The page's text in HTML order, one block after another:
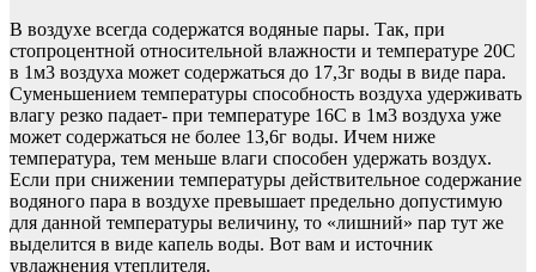
В воздухе всегда содержатся водяные пары. Так, при
стопроцентной относительной влажности и температуре 20С
в 1м3 воздуха может содержаться до 17,3г воды в виде пара.
Суменьшением температуры способность воздуха удерживать
влагу резко падает- при температуре 16С в 1м3 воздуха уже
может содержаться не более 13,6г воды. Ичем ниже
температура, тем меньше влаги способен удержать воздух.
Если при снижении температуры действительное содержание
водяного пара в воздухе превышает предельно допустимую
для данной температуры величину, то «лишний» пар тут же
выделится в виде капель воды. Вот вам и источник
увлажнения утеплителя.